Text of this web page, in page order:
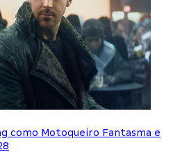
como Motoqueiro Fantasma e